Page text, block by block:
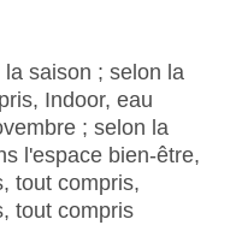
saison ; selon la
Indoor, eau
; selon la
l'espace bien-être,
tout compris,
tout compris